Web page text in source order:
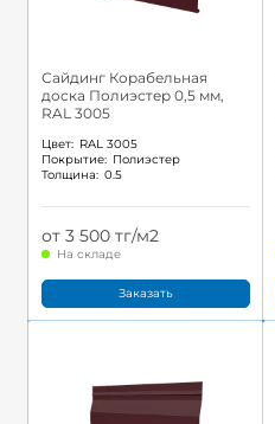
Сайдинг Корабельная
доска Полиэстер 0,5 мм,
RAL 3005
Цвет: RAL 3005
Покрытие: Полиэстер
Толщина: 0.5
от 3 500 тг/м2
На складе
Заказать